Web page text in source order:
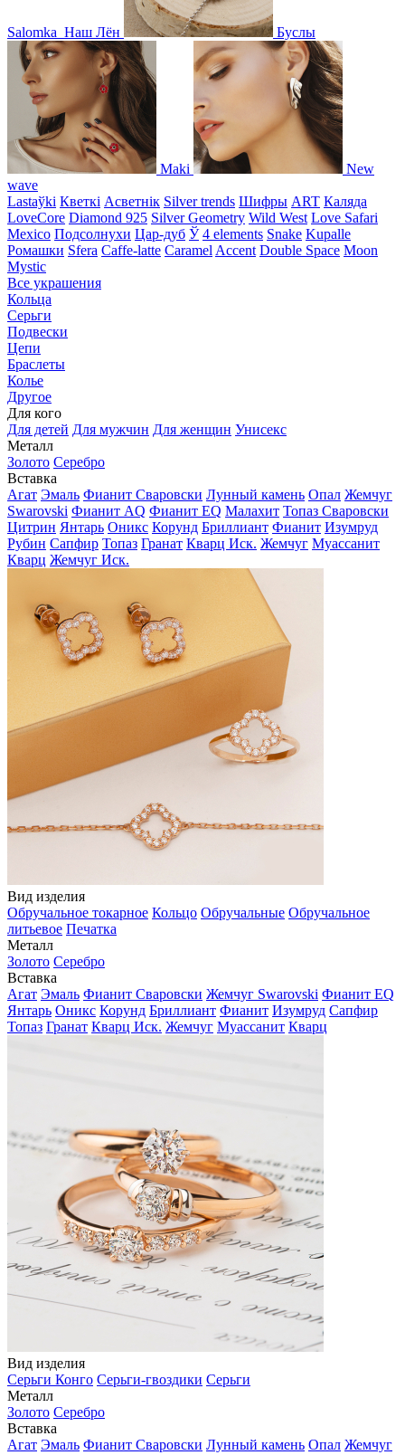
Salomka Наш Лён Буслы
Maki
New
wave
Lastaўki Кветкі Асветнiк Silver trends Шифры ART Каляда
LoveCore Diamond 925 Silver Geometry Wild West Love Safari
Mexico Подсолнухи Цар-дуб Ў 4 elements Snake Kupalle
Ромашки Sfera Caffe-latte Caramel Accent Double Space Moon
Mystic
Все украшения
Кольца
Серьги
Подвески
Цепи
Браслеты
Колье
Другое
Для кого
Для детей Для мужчин Для женщин Унисекс
Металл
Золото Серебро
Вставка
Агат Эмаль Фианит Сваровски Лунный камень Опал Жемчуг
Swarovski Фианит AQ Фианит EQ Малахит Топаз Сваровски
Цитрин Янтарь Оникс Корунд Бриллиант Фианит Изумруд
Рубин Сапфир Топаз Гранат Кварц Иск. Жемчуг Муассанит
Кварц Жемчуг Иск.
Вид изделия
Обручальное токарное Кольцо Обручальные Обручальное
литьевое Печатка
Металл
Золото Серебро
Вставка
Агат Эмаль Фианит Сваровски Жемчуг Swarovski Фианит EQ
Янтарь Оникс Корунд Бриллиант Фианит Изумруд Сапфир
Топаз Гранат Кварц Иск. Жемчуг Муассанит Кварц
Вид изделия
Серьги Конго Серьги-гвоздики Серьги
Металл
Золото Серебро
Вставка
Агат Эмаль Фианит Сваровски Лунный камень Опал Жемчуг